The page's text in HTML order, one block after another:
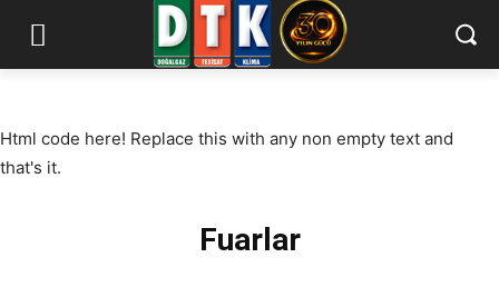
Html code here! Replace this with any non empty text and
that's it.
Fuarlar